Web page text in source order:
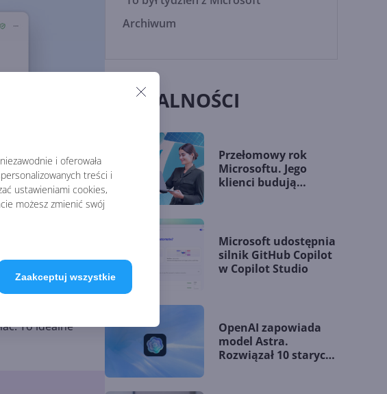
i oferowała
treści i
ustawieniami cookies,
możesz zmienić swój
Zaakceptuj wszystkie
To idealne
Archiwum
AKTUALNOŚCI
Przełomowy rok
Microsoftu. Jego
klienci budują
Microsoft udostępnia
silnik GitHub Copilot
w Copilot Studio
OpenAI zapowiada
model Astra.
Rozwiązał 10 starych